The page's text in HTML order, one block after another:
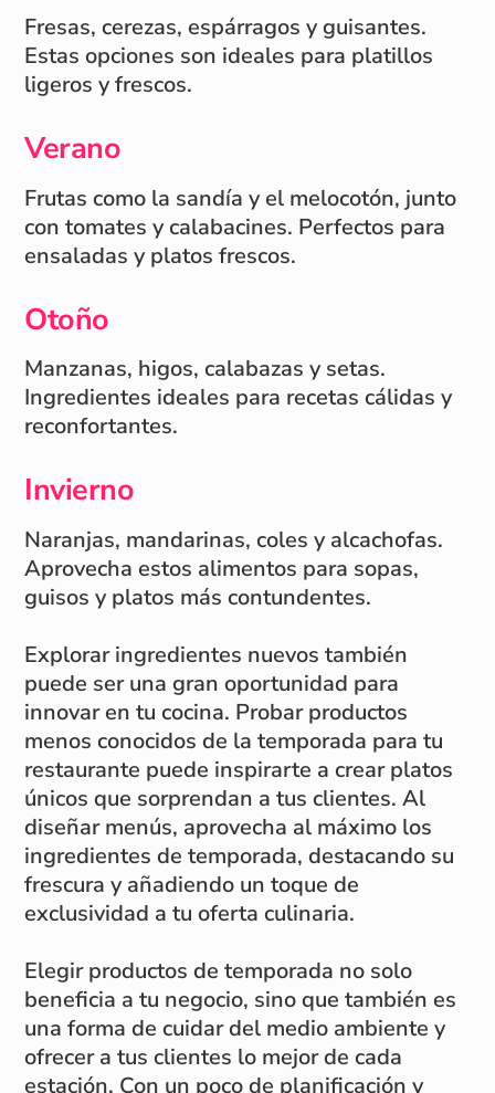
Fresas, cerezas, espárragos y guisantes.
Estas opciones son ideales para platillos
ligeros y frescos.
Verano
Frutas como la sandía y el melocotón, junto
con tomates y calabacines. Perfectos para
ensaladas y platos frescos.
Otoño
Manzanas, higos, calabazas y setas.
Ingredientes ideales para recetas cálidas y
reconfortantes.
Invierno
Naranjas, mandarinas, coles y alcachofas.
Aprovecha estos alimentos para sopas,
guisos y platos más contundentes.
Explorar ingredientes nuevos también
puede ser una gran oportunidad para
innovar en tu cocina. Probar productos
menos conocidos de la temporada para tu
restaurante puede inspirarte a crear platos
únicos que sorprendan a tus clientes. Al
diseñar menús, aprovecha al máximo los
ingredientes de temporada, destacando su
frescura y añadiendo un toque de
exclusividad a tu oferta culinaria.
Elegir productos de temporada no solo
beneficia a tu negocio, sino que también es
una forma de cuidar del medio ambiente y
ofrecer a tus clientes lo mejor de cada
estación. Con un poco de planificación y